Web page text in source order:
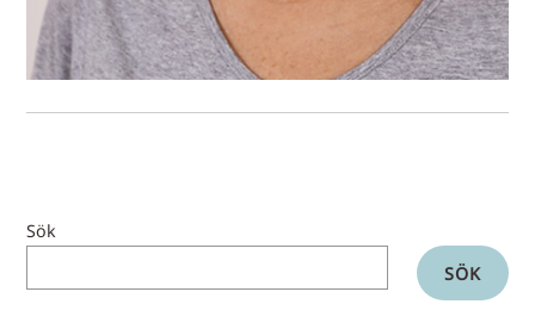
Sök
SÖK